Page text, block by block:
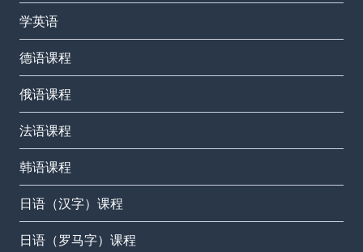
学英语
德语课程
俄语课程
法语课程
韩语课程
日语（汉字）课程
日语（罗马字）课程